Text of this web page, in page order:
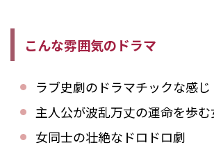
こんな雰囲気のドラマ
ラブ史劇のドラマチックな感じ
主人公が波乱万丈の運命を歩む
女同士の壮絶なドロドロ劇